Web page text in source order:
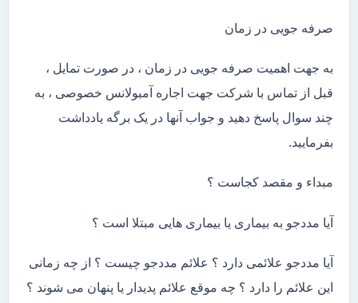
صرفه جویی در زمان
به جهت اهمیت صرفه جویی در زمان ، در صورت تمایل ،
قبل از تماس با شرکت جهت اجاره آمبولانس خصوصی ، به
چند سوال پاسخ دهید و جواب آنها در یک برگه یادداشت
بفرمایید.
مبداء و مقصد کجاست ؟
آیا مددجو به بیماری یا بیماری هایی مبتلا است ؟
آیا مددجو علائمی دارد ؟ علائم مددجو چیست ؟ از چه زمانی
این علائم را دارد ؟ چه موقع علائم پدیدار یا پنهان می شوند ؟